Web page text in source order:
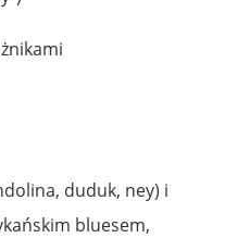
duduk, ney) i
bluesem,